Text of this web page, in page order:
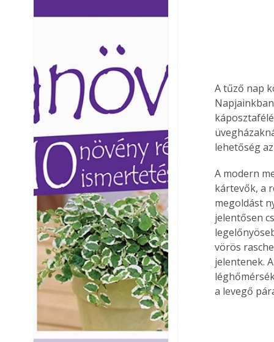
A tűző nap
lehetőség
A modern
kártevők, a
megoldást
jelentősen
vörös
jelentenek.
a levegő